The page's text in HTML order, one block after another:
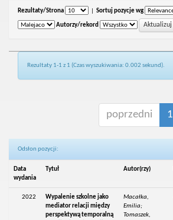
Rezultaty/Strona Sortuj pozycje wg
Autorzy/rekord
Rezultaty 1-1 z 1 (Czas wyszukiwania: 0.002 sekund).
poprzedni 1
Odsłon pozycji:
Data
wydania
Tytuł Autor(rzy)
2022
Wypalenie szkolne jako
mediator relacji między
perspektywą temporalną
Macałka,
Emilia;
Tomaszek,